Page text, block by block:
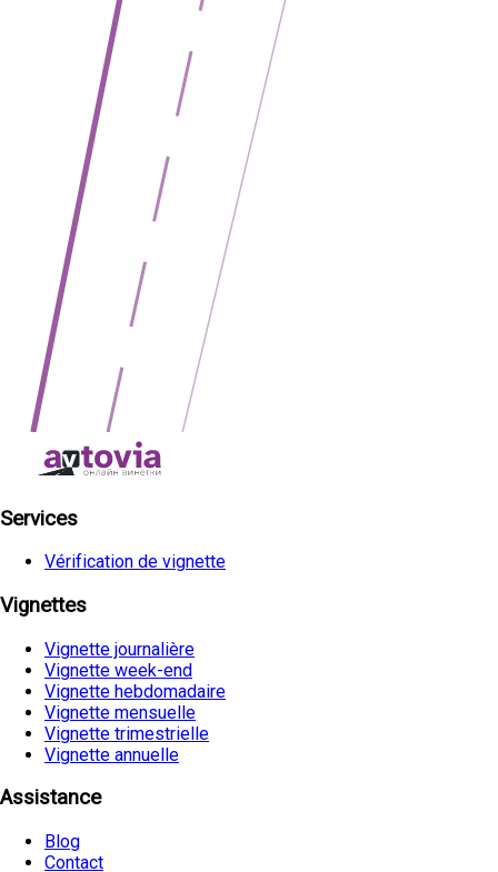
Services
Vérification de vignette
Vignettes
Vignette journalière
Vignette week-end
Vignette hebdomadaire
Vignette mensuelle
Vignette trimestrielle
Vignette annuelle
Assistance
Blog
Contact